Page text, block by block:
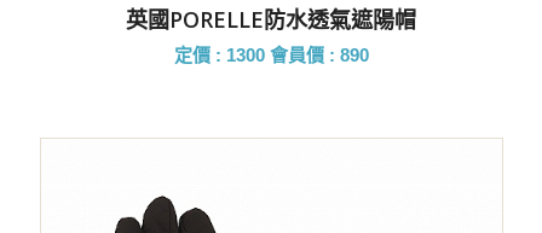
英國PORELLE防水透氣遮陽帽
定價 : 1300 會員價 : 890